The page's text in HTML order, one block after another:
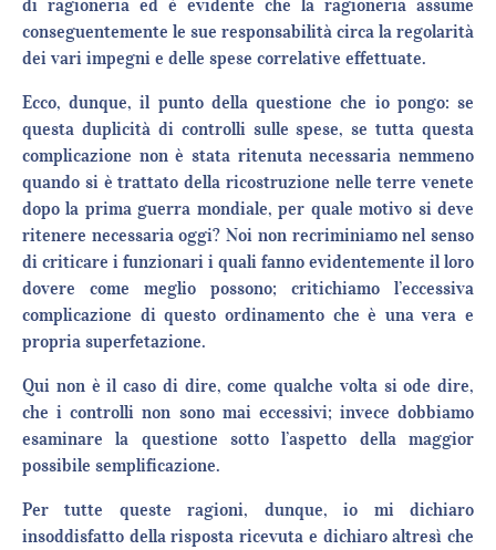
di ragioneria ed è evidente che la ragioneria assume
conseguentemente le sue responsabilità circa la regolarità
dei vari impegni e delle spese correlative effettuate.
Ecco, dunque, il punto della questione che io pongo: se
questa duplicità di controlli sulle spese, se tutta questa
complicazione non è stata ritenuta necessaria nemmeno
quando si è trattato della ricostruzione nelle terre venete
dopo la prima guerra mondiale, per quale motivo si deve
ritenere necessaria oggi? Noi non recriminiamo nel senso
di criticare i funzionari i quali fanno evidentemente il loro
dovere come meglio possono; critichiamo l’eccessiva
complicazione di questo ordinamento che è una vera e
propria superfetazione.
Qui non è il caso di dire, come qualche volta si ode dire,
che i controlli non sono mai eccessivi; invece dobbiamo
esaminare la questione sotto l’aspetto della maggior
possibile semplificazione.
Per tutte queste ragioni, dunque, io mi dichiaro
insoddisfatto della risposta ricevuta e dichiaro altresì che